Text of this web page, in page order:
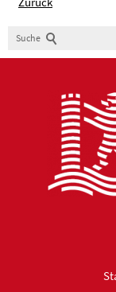
Suche